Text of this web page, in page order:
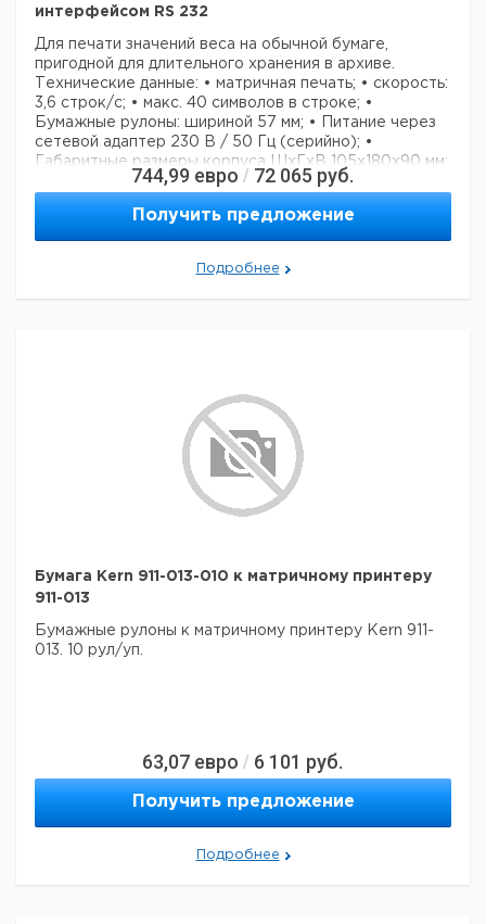
интерфейсом RS 232
Для печати значений веса на обычной бумаге,
пригодной для длительного хранения в архиве.
Технические данные: • матричная печать; • скорость:
3,6 строк/с; • макс. 40 символов в строке; •
Бумажные рулоны: шириной 57 мм; • Питание через
сетевой адаптер 230 В / 50 Гц (серийно); •
Габаритные размеры корпуса ШxГxВ 105x180x90 мм;
• Интерфейсный кабель не входит в комплект
поставки. Пожалуйста, указывайте модель весов,
чтобы можно было предварительно
конфигурировать принтер на заводе.
744,99 евро / 72 065 руб.
Получить предложение
Подробнее
Бумага Kern 911-013-010 к матричному принтеру
911-013
Бумажные рулоны к матричному принтеру Kern 911-
013.
10 рул/уп.
63,07 евро / 6 101 руб.
Получить предложение
Подробнее